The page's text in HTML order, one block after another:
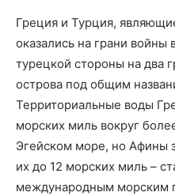
Греция и Турция,
оказались на грани войны
турецкой стороны на два
острова под общим
Территориальные воды
морских миль вокруг
Эгейском море, но Афины
их до 12 морских миль –
международным морским